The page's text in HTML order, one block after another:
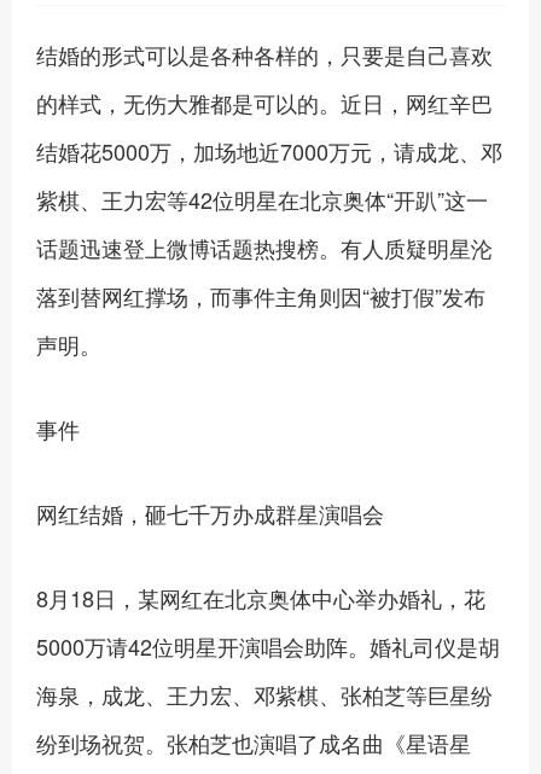
结婚的形式可以是各种各样的，只要是自己喜欢
的样式，无伤大雅都是可以的。近日，网红辛巴
结婚花5000万，加场地近7000万元，请成龙、邓
紫棋、王力宏等42位明星在北京奥体“开趴”这一
话题迅速登上微博话题热搜榜。有人质疑明星沦
落到替网红撑场，而事件主角则因“被打假”发布
声明。
事件
网红结婚，砸七千万办成群星演唱会
8月18日，某网红在北京奥体中心举办婚礼，花
5000万请42位明星开演唱会助阵。婚礼司仪是胡
海泉，成龙、王力宏、邓紫棋、张柏芝等巨星纷
纷到场祝贺。张柏芝也演唱了成名曲《星语星